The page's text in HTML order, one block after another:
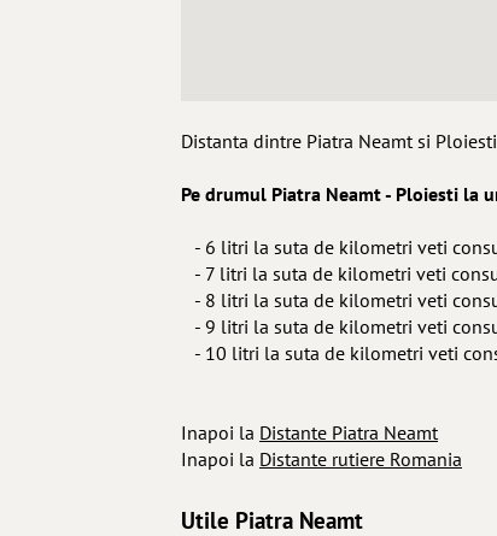
Distanta dintre Piatra Neamt si
Pe drumul Piatra Neamt - Ploiesti la
- 6 litri la suta de kilometri veti
- 7 litri la suta de kilometri veti
- 8 litri la suta de kilometri veti
- 9 litri la suta de kilometri veti
- 10 litri la suta de kilometri veti
Inapoi la Distante Piatra Neamt
Inapoi la Distante rutiere Romania
Utile Piatra Neamt